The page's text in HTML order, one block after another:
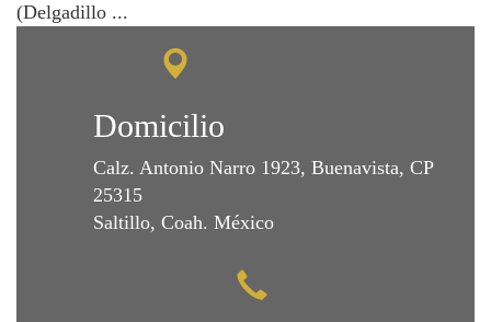
(Delgadillo ...
Domicilio
Calz. Antonio Narro 1923, Buenavista, CP
25315
Saltillo, Coah. México